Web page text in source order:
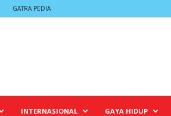
GATRA PEDIA
INTERNASIONAL GAYA HIDUP